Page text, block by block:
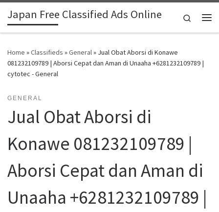
Skip to content
Japan Free Classified Ads Online
Search
Home »Classifieds »General» Jual Obat Aborsi di Konawe
081232109789 | Aborsi Cepat dan Aman di Unaaha +6281232109789 |
cytotec - General
GENERAL
Jual Obat Aborsi di
Konawe 081232109789 |
Aborsi Cepat dan Aman di
Unaaha +6281232109789 |